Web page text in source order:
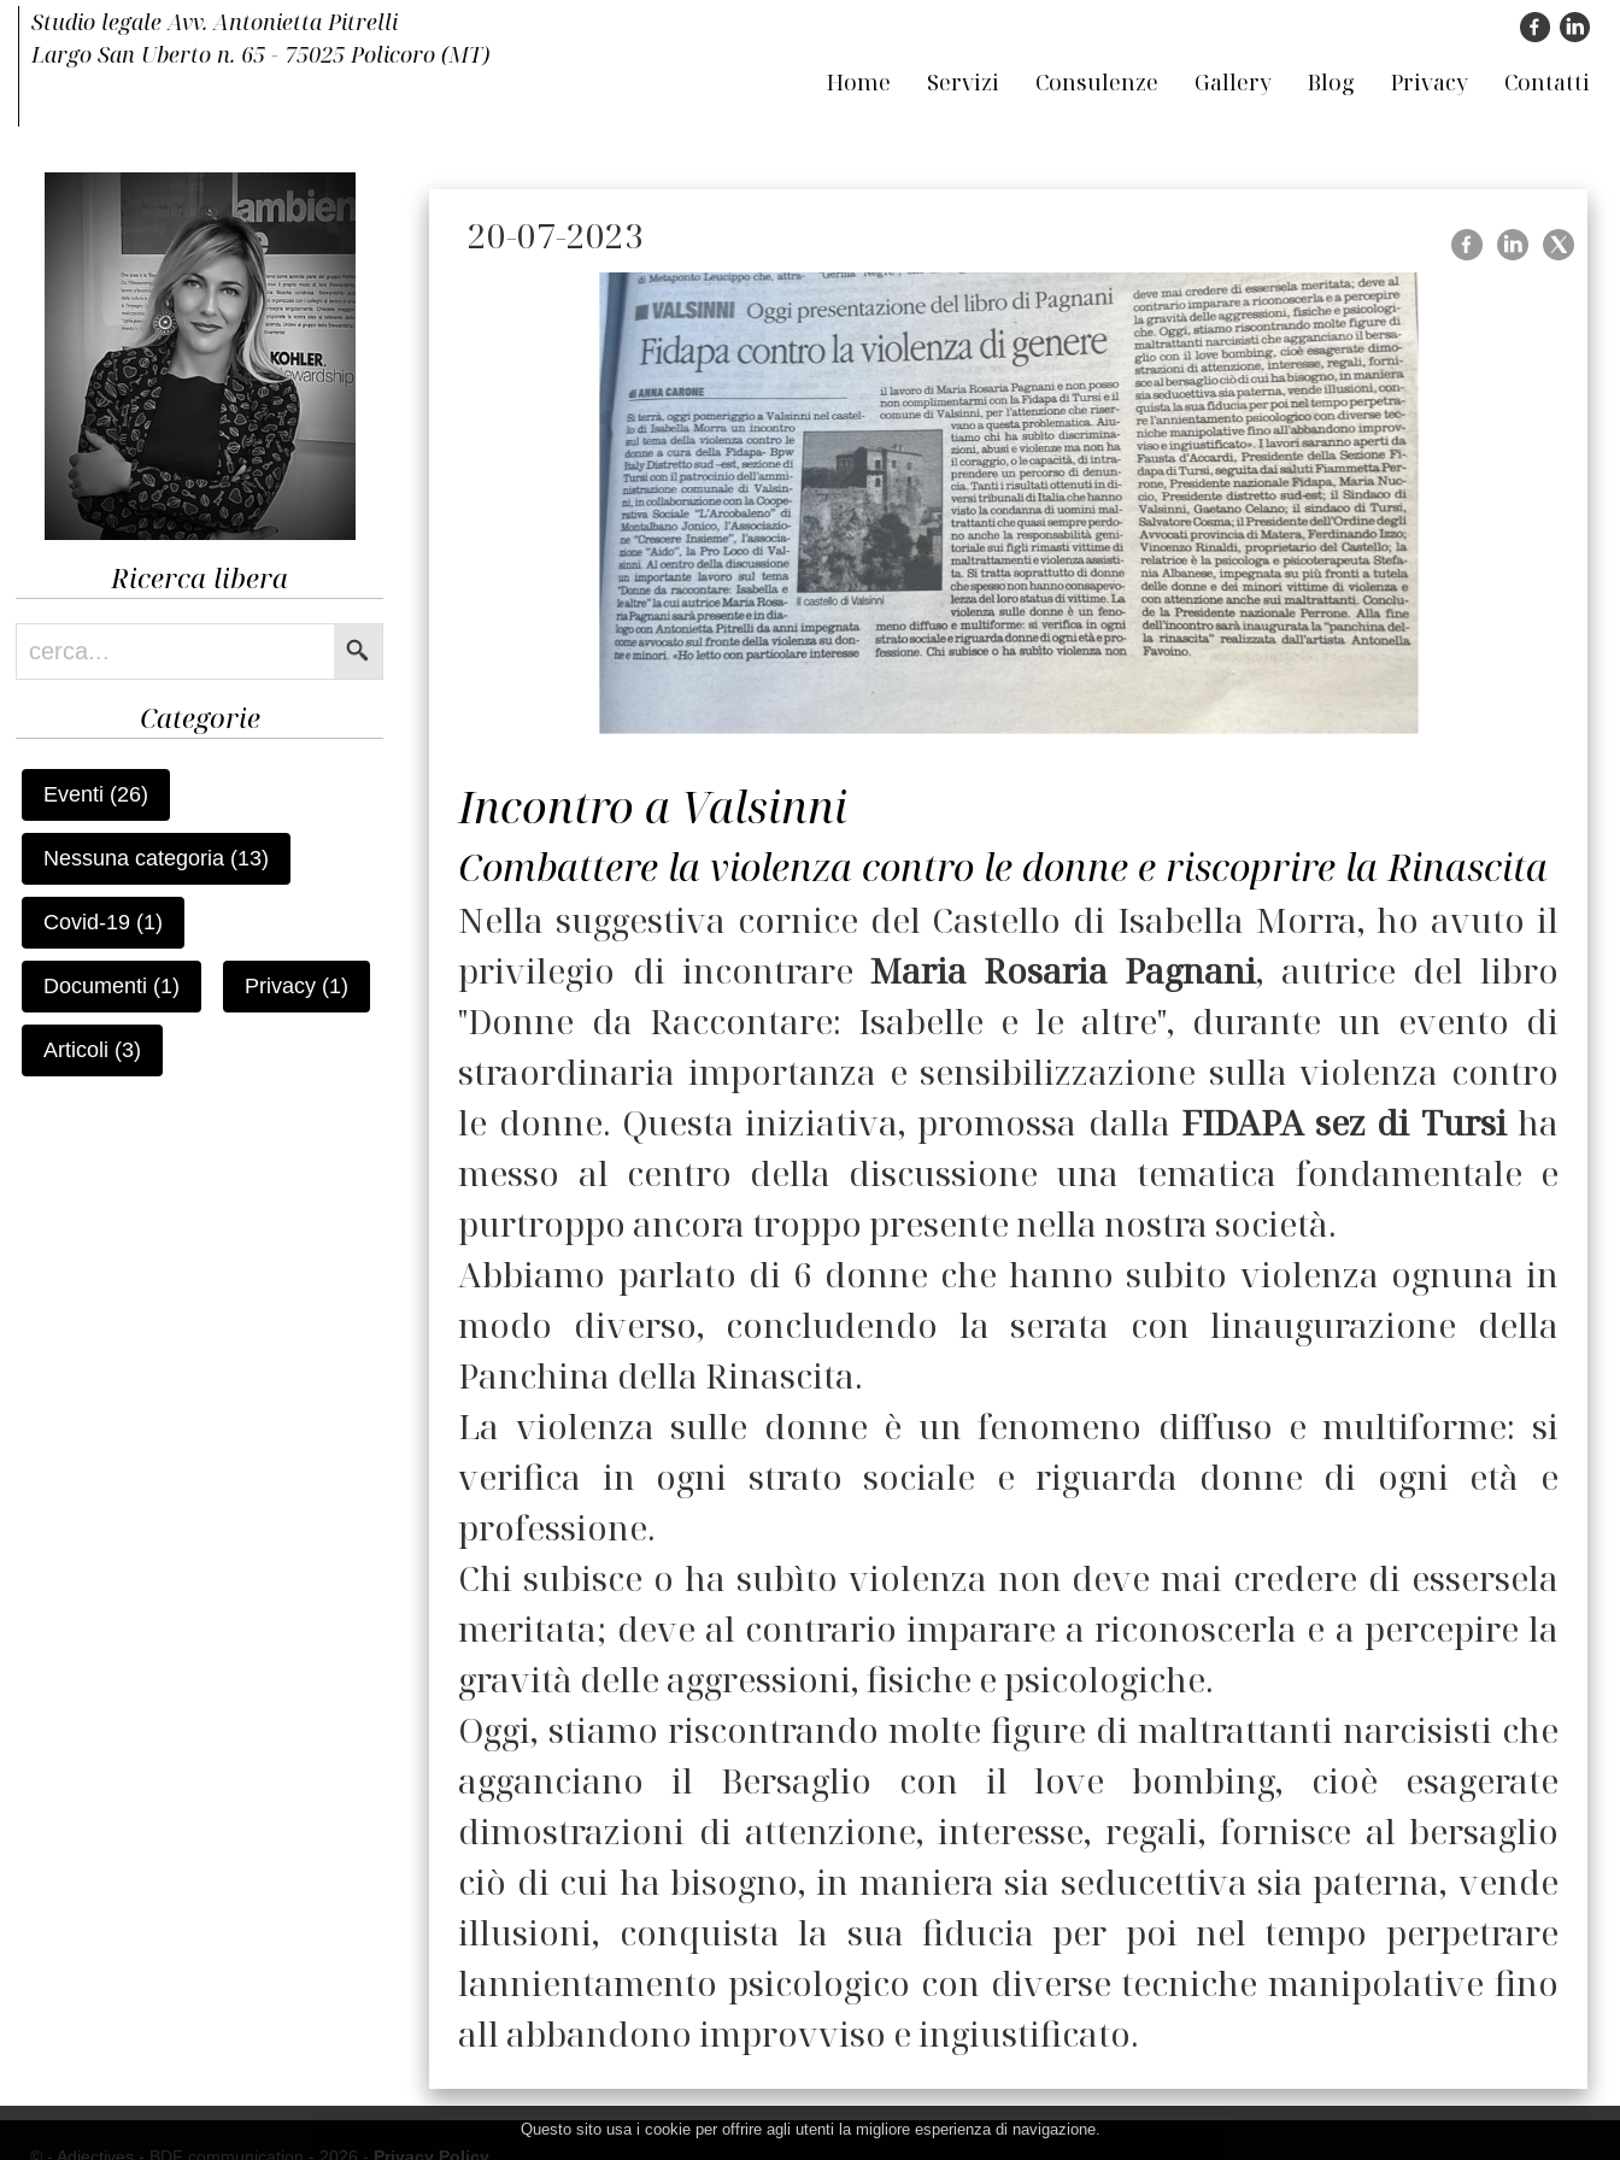
Studio legale Avv. Antonietta Pitrelli
Largo San Uberto n. 65 - 75025 Policoro (MT)
Home
Servizi Consulenze Gallery Blog Privacy Contatti
Ricerca libera
Categorie
Eventi (26)
Nessuna categoria (13)
Covid-19 (1)
Documenti (1) Privacy (1)
Articoli (3)
20-07-2023
Incontro a Valsinni
Combattere la violenza contro le donne e riscoprire la Rinascita
Nella suggestiva cornice del Castello di Isabella Morra, ho avuto il
privilegio di incontrare Maria Rosaria Pagnani, autrice del libro
"Donne da Raccontare: Isabelle e le altre", durante un evento di
straordinaria importanza e sensibilizzazione sulla violenza contro
le donne. Questa iniziativa, promossa dalla FIDAPA sez di Tursiha
messo al centro della discussione una tematica fondamentale e
purtroppo ancora troppo presente nella nostra società.
Abbiamo parlato di 6 donne che hanno subito violenza ognuna in
modo diverso, concludendo la serata con linaugurazione della
Panchina della Rinascita.
La violenza sulle donne è un fenomeno diffuso e multiforme: si
verifica in ogni strato sociale e riguarda donne di ogni età e
professione.
Chi subisce o ha subìto violenza non deve mai credere di essersela
meritata; deve al contrario imparare a riconoscerla e a percepire la
gravità delle aggressioni, fisiche e psicologiche.
Oggi, stiamo riscontrando molte figure di maltrattanti narcisisti che
agganciano il Bersaglio con il love bombing, cioè esagerate
dimostrazioni di attenzione, interesse, regali, fornisce al bersaglio
ciò di cui ha bisogno, in maniera sia seducettiva sia paterna, vende
illusioni, conquista la sua fiducia per poi nel tempo perpetrare
lannientamento psicologico con diverse tecniche manipolative fino
all abbandono improvviso e ingiustificato.
Questo sito usa i cookie per offrire agli utenti la migliore esperienza di navigazione.